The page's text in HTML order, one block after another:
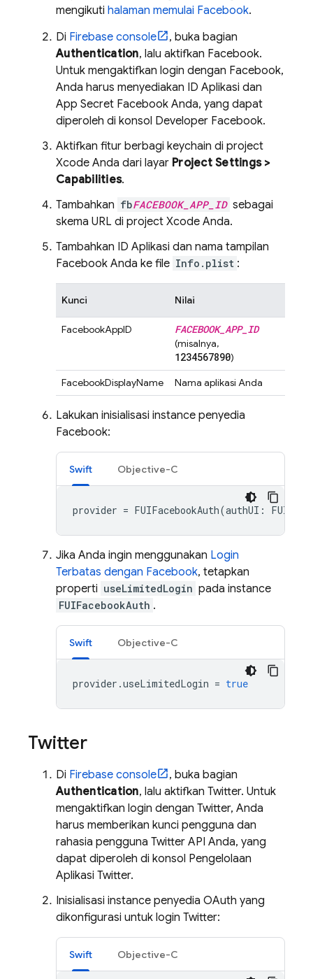
mengikuti halaman memulai Facebook.
Di Firebase console
, buka bagian
Authentication, lalu aktifkan Facebook.
Untuk mengaktifkan login dengan Facebook,
Anda harus menyediakan ID Aplikasi dan
App Secret Facebook Anda, yang dapat
diperoleh di konsol Developer Facebook.
Aktifkan fitur berbagi keychain di project
Xcode Anda dari layar Project Settings >
Capabilities.
Tambahkan fbFACEBOOK_APP_ID sebagai
skema URL di project Xcode Anda.
Tambahkan ID Aplikasi dan nama tampilan
Facebook Anda ke file Info.plist :
Kunci Nilai
FacebookAppID FACEBOOK_ APP_ ID
(misalnya,
1234567890)
FacebookDisplayName
Nama aplikasi Anda
Lakukan inisialisasi instance penyedia
Facebook:
Swift Objective-C
provider = FUIFacebookAuth(authUI : FUIAuth
Jika Anda ingin menggunakan Login
Terbatas dengan Facebook, tetapkan
properti useLimitedLogin pada instance
FUIFacebookAuth .
Swift Objective-C
provider .useLimitedLogin = true
Twitter
Di Firebase console
, buka bagian
Authentication, lalu aktifkan Twitter. Untuk
mengaktifkan login dengan Twitter, Anda
harus memberikan kunci pengguna dan
rahasia pengguna Twitter API Anda, yang
dapat diperoleh di konsol Pengelolaan
Aplikasi Twitter.
Inisialisasi instance penyedia OAuth yang
dikonfigurasi untuk login Twitter:
Swift Objective-C